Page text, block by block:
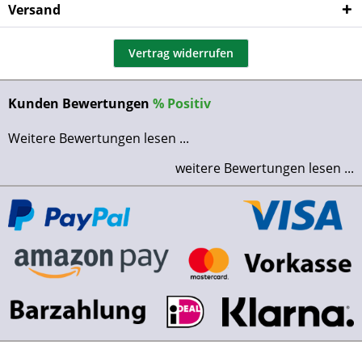
Versand
Vertrag widerrufen
Kunden Bewertungen % Positiv
Weitere Bewertungen lesen ...
weitere Bewertungen lesen ...